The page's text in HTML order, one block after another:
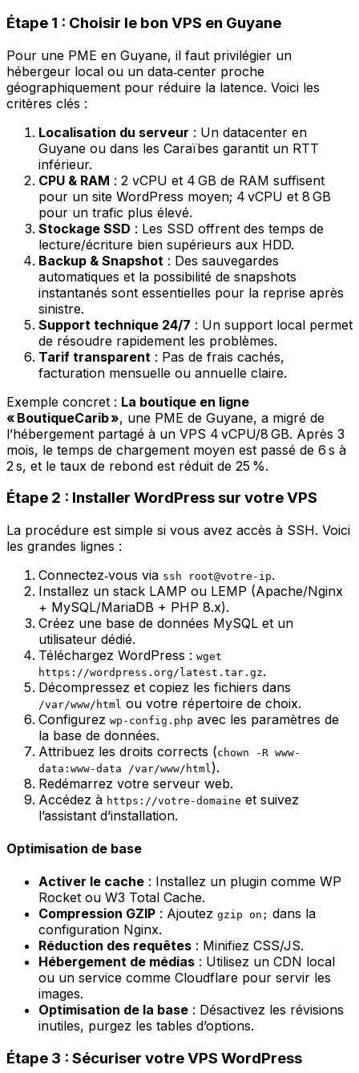
Étape 1 : Choisir le bon VPS en Guyane
Pour une PME en Guyane, il faut privilégier un
hébergeur local ou un data‑center proche
géographiquement pour réduire la latence. Voici les
critères clés :
Localisation du serveur : Un datacenter en
Guyane ou dans les Caraïbes garantit un RTT
inférieur.
CPU & RAM : 2 vCPU et 4 GB de RAM suffisent
pour un site WordPress moyen; 4 vCPU et 8 GB
pour un trafic plus élevé.
Stockage SSD : Les SSD offrent des temps de
lecture/écriture bien supérieurs aux HDD.
Backup & Snapshot : Des sauvegardes
automatiques et la possibilité de snapshots
instantanés sont essentielles pour la reprise après
sinistre.
Support technique 24/7 : Un support local permet
de résoudre rapidement les problèmes.
Tarif transparent : Pas de frais cachés,
facturation mensuelle ou annuelle claire.
Exemple concret : La boutique en ligne
« BoutiqueCarib », une PME de Guyane, a migré de
l’hébergement partagé à un VPS 4 vCPU/8 GB. Après 3
mois, le temps de chargement moyen est passé de 6 s à
2 s, et le taux de rebond est réduit de 25 %.
Étape 2 : Installer WordPress sur votre VPS
La procédure est simple si vous avez accès à SSH. Voici
les grandes lignes :
Connectez‑vous via ssh root@votre-ip.
Installez un stack LAMP ou LEMP (Apache/Nginx
+ MySQL/MariaDB + PHP 8.x).
Créez une base de données MySQL et un
utilisateur dédié.
Téléchargez WordPress : wget
https://wordpress.org/latest.tar.gz.
Décompressez et copiez les fichiers dans
/var/www/html ou votre répertoire de choix.
Configurez wp-config.php avec les paramètres de
la base de données.
Attribuez les droits corrects (chown -R www-
data:www-data /var/www/html ).
Redémarrez votre serveur web.
Accédez à https://votre-domaine et suivez
l’assistant d’installation.
Optimisation de base
Activer le cache : Installez un plugin comme WP
Rocket ou W3 Total Cache.
Compression GZIP : Ajoutez gzip on; dans la
configuration Nginx.
Réduction des requêtes : Minifiez CSS/JS.
Hébergement de médias : Utilisez un CDN local
ou un service comme Cloudflare pour servir les
images.
Optimisation de la base : Désactivez les révisions
inutiles, purgez les tables d’options.
Étape 3 : Sécuriser votre VPS WordPress